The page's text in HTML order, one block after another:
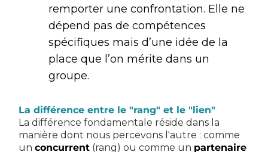
remporter une confrontation. Elle ne
dépend pas de compétences
spécifiques mais d’une idée de la
place que l’on mérite dans un
groupe.
La différence entre le "rang" et le "lien"
La différence fondamentale réside dans la
manière dont nous percevons l'autre : comme
un concurrent (rang) ou comme un partenaire